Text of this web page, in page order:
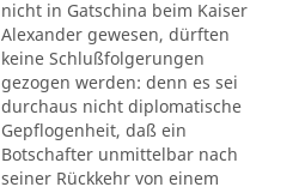
nicht in Gatschina beim Kaiser
Alexander gewesen, dürften
keine Schlußfolgerungen
gezogen werden: denn es sei
durchaus nicht diplomatische
Gepflogenheit, daß ein
Botschafter unmittelbar nach
seiner Rückkehr von einem